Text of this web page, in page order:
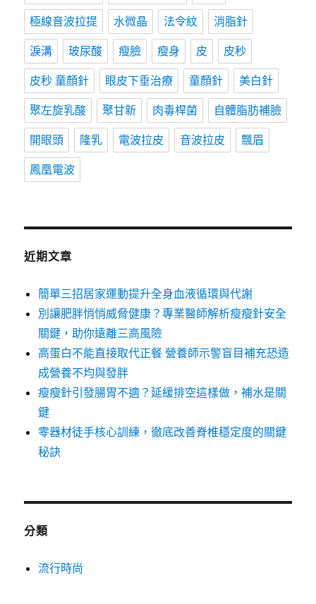
極線音波拉提 水微晶 法令紋 消脂針
淚溝 玻尿酸 瘦臉 瘦身 皮 皮秒
皮秒 童顏針 眼皮下垂治療 童顏針 美白針
聚左旋乳酸 聚甘新 肉毒桿菌 自體脂肪補臉
開眼頭 隆乳 電波拉皮 音波拉皮 飄眉
鳳凰電波
近期文章
簡單三招居家運動提升全身血液循環與代謝
別讓肥胖悄悄威脅健康？專業醫師解析瘦瘦針安全
關鍵，助你遠離三高風險
高蛋白不能直接取代正餐 營養師示警盲目補充恐造
成營養不均與發胖
瘦瘦針引發腸胃不適？延緩排空這樣做，補水是關
鍵
零器材徒手核心訓練，徹底改善脊椎穩定度的關鍵
秘訣
分類
流行時尚